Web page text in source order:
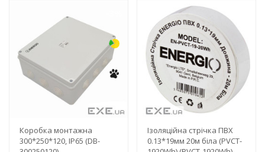
Коробка монтажна
300*250*120, IP65 (DB-
Ізоляційна стрічка ПВХ
0.13*19мм 20м біла (PVCT-